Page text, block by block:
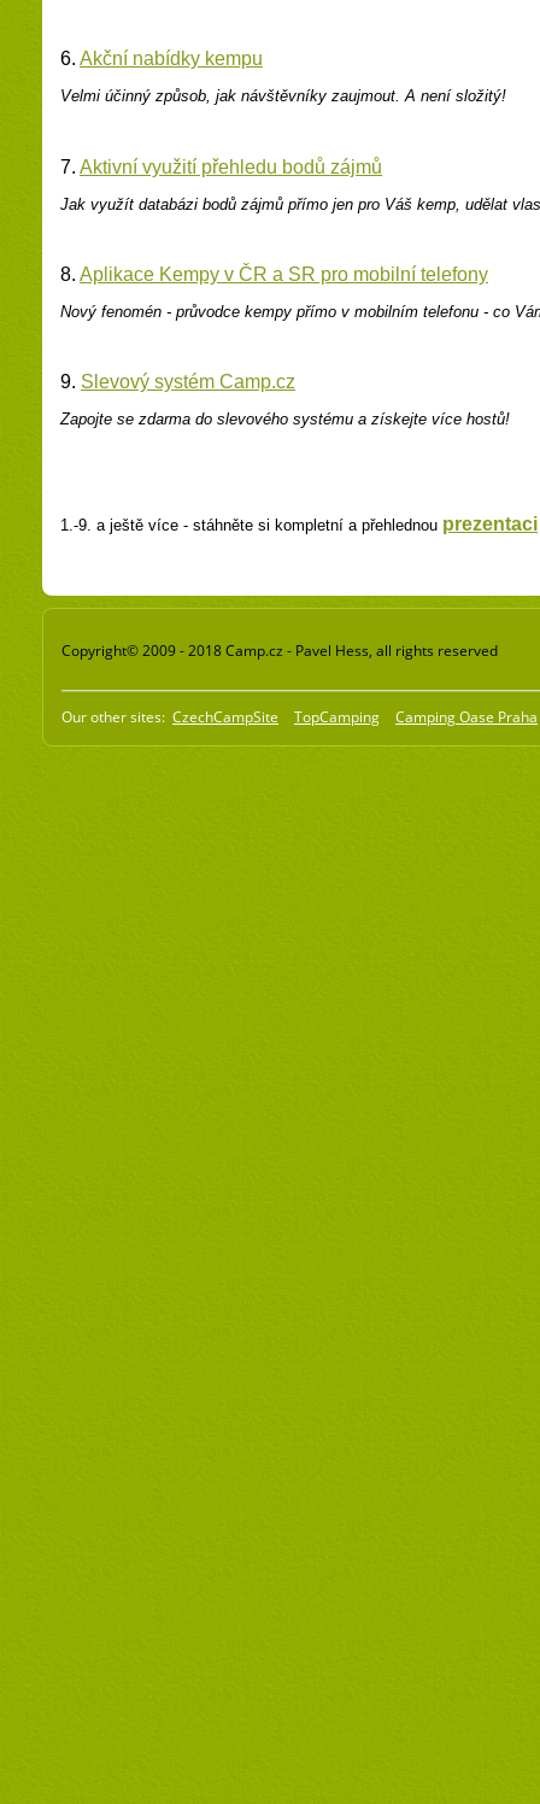
6. Akční nabídky kempu
Velmi účinný způsob, jak návštěvníky zaujmout.A není složitý!
7. Aktivní využití přehledu bodů zájmů
Jak využít databázi bodů zájmů přímo jen pro Váš kemp, udělat
8. Aplikace Kempy v ČR a SR pro mobilní telefony
Nový fenomén - průvodce kempy přímo v mobilním telefonu - co
9. Slevový systém Camp.cz
Zapojte se zdarma do slevového systému a získejte více hostů!
1.-9. a ještě více - stáhněte si kompletní a přehlednou prezentaci
Copyright© 2009 - 2018 Camp.cz - Pavel Hess, all rights reserved
Our other sites: CzechCampSite TopCamping Camping Oase Praha